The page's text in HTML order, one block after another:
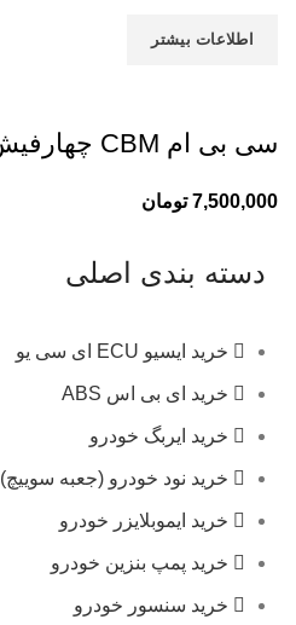
اطلاعات بیشتر
سی بی ام CBM چهارفیش کروز دنا
7,500,000 تومان
دسته بندی اصلی
خرید ایسیو ECU ای سی یو
خرید ای بی اس ABS
خرید ایربگ خودرو
خرید نود خودرو (جعبه سوییچ)
خرید ایموبلایزر خودرو
خرید پمپ بنزین خودرو
خرید سنسور خودرو